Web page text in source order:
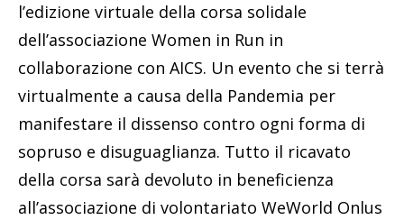
l’edizione virtuale della corsa solidale
dell’associazione Women in Run in
collaborazione con AICS. Un evento che si terrà
virtualmente a causa della Pandemia per
manifestare il dissenso contro ogni forma di
sopruso e disuguaglianza. Tutto il ricavato
della corsa sarà devoluto in beneficienza
all’associazione di volontariato WeWorld Onlus